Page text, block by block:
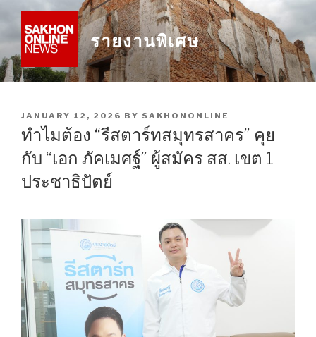
content
รายงานพิเศษ
POSTED
ON
JANUARY 12, 2026 BY SAKHONONLINE
ทำไมต้อง “รีสตาร์ทสมุทรสาคร” คุย
กับ “เอก ภัคเมศฐ์” ผู้สมัคร สส. เขต 1
ประชาธิปัตย์